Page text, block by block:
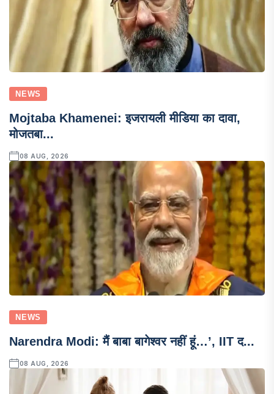
NEWS
Mojtaba Khamenei: इजरायली मीडिया का दावा,
मोजतबा...
08 AUG, 2026
NEWS
Narendra Modi: मैं बाबा बागेश्वर नहीं हूं…’, IIT द...
08 AUG, 2026